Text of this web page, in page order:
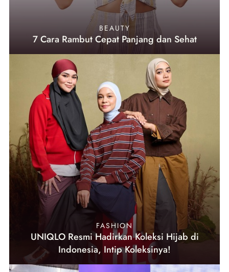
BEAUTY
7 Cara Rambut Cepat Panjang dan Sehat
FASHION
UNIQLO Resmi Hadirkan Koleksi Hijab di
Indonesia, Intip Koleksinya!